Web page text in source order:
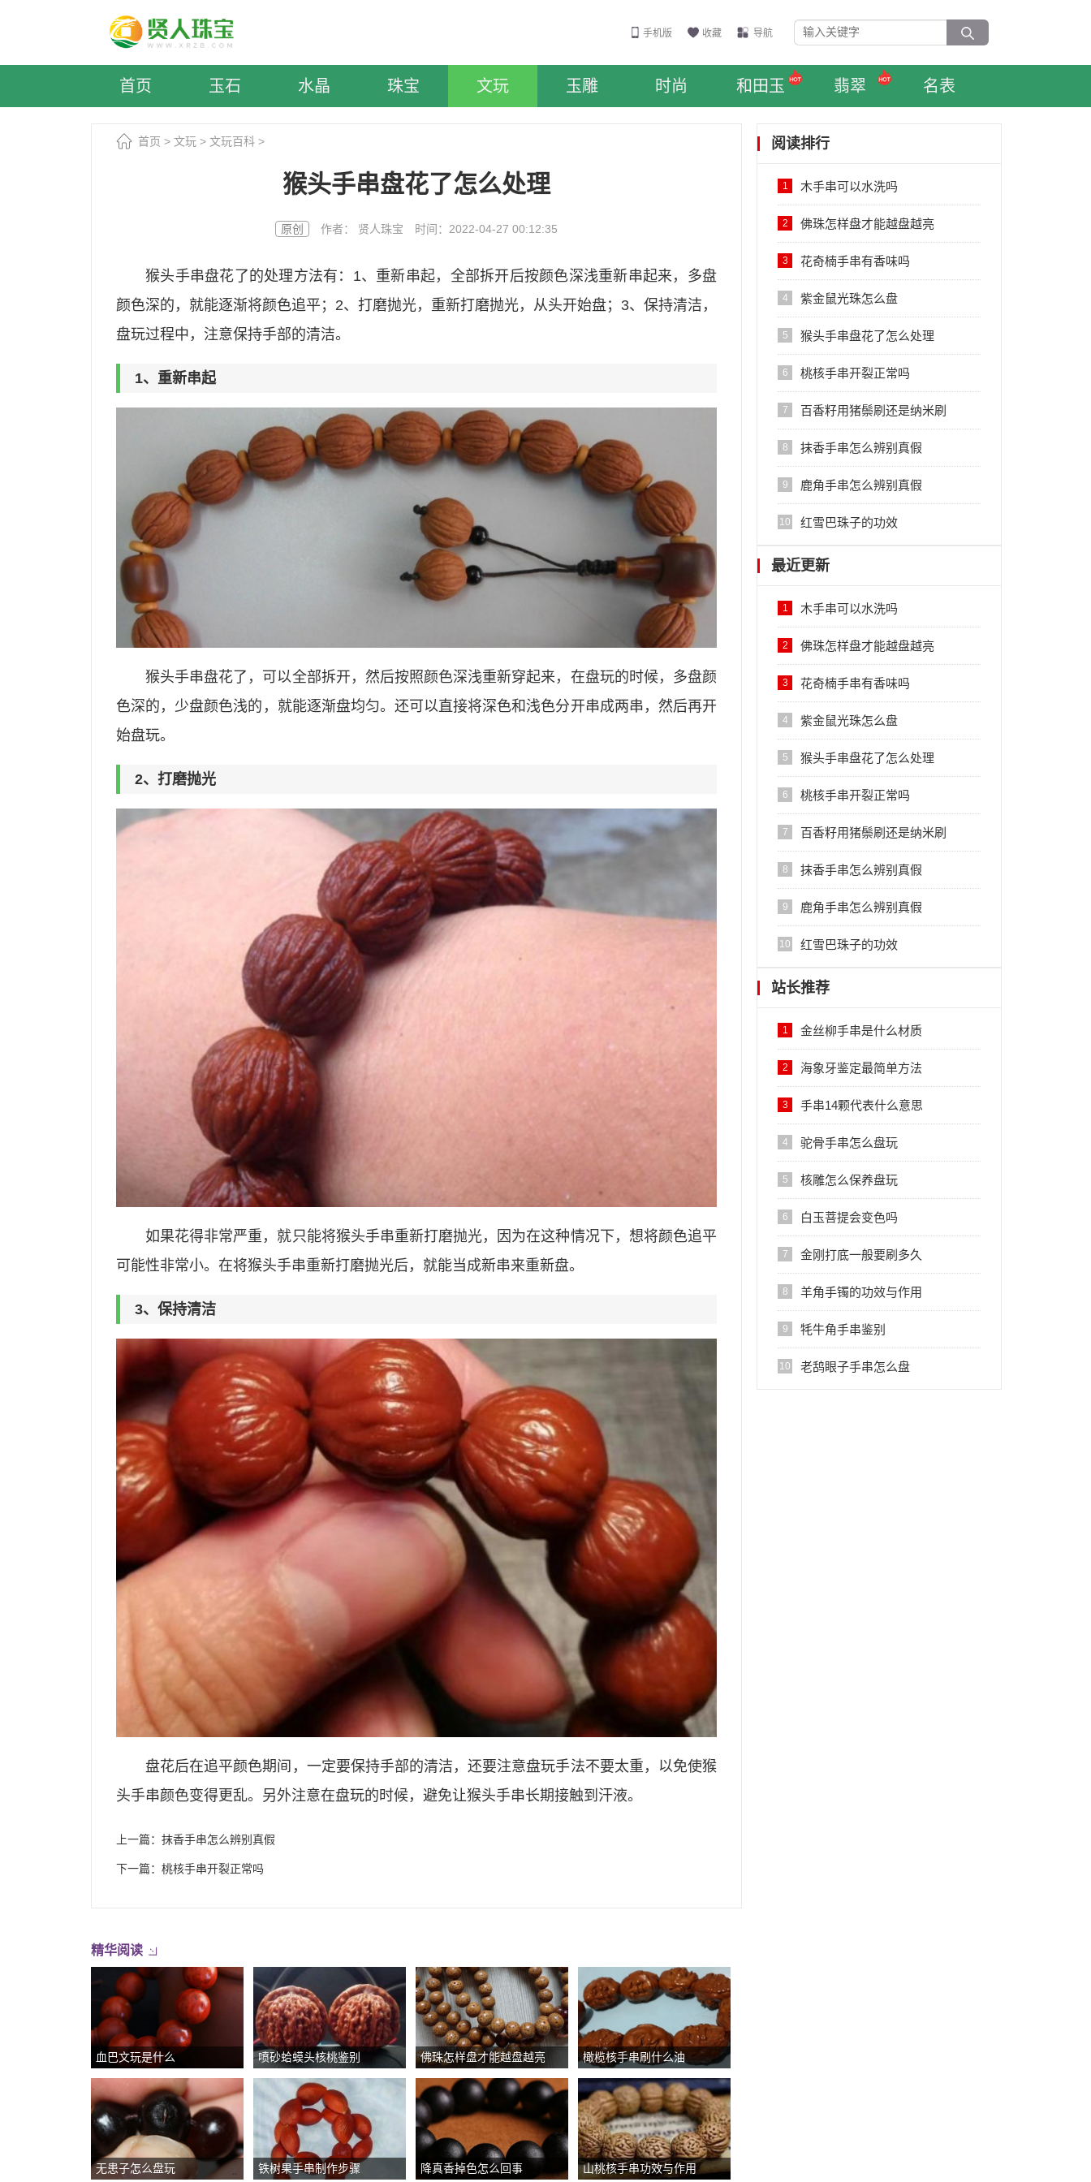
手机版 收藏 导航
首页 玉石 水晶 珠宝 文玩 玉雕 时尚 和田玉 翡翠 名表
首页 > 文玩 > 文玩百科 >
猴头手串盘花了怎么处理
原创 作者： 贤人珠宝 时间：2022-04-27 00:12:35
猴头手串盘花了的处理方法有：1、重新串起，全部拆开后按颜色深浅重新串起来，多盘
颜色深的，就能逐渐将颜色追平；2、打磨抛光，重新打磨抛光，从头开始盘；3、保持清洁，
盘玩过程中，注意保持手部的清洁。
1、重新串起
猴头手串盘花了，可以全部拆开，然后按照颜色深浅重新穿起来，在盘玩的时候，多盘颜
色深的，少盘颜色浅的，就能逐渐盘均匀。还可以直接将深色和浅色分开串成两串，然后再开
始盘玩。
2、打磨抛光
如果花得非常严重，就只能将猴头手串重新打磨抛光，因为在这种情况下，想将颜色追平
可能性非常小。在将猴头手串重新打磨抛光后，就能当成新串来重新盘。
3、保持清洁
盘花后在追平颜色期间，一定要保持手部的清洁，还要注意盘玩手法不要太重，以免使猴
头手串颜色变得更乱。另外注意在盘玩的时候，避免让猴头手串长期接触到汗液。
上一篇： 抹香手串怎么辨别真假
下一篇： 桃核手串开裂正常吗
精华阅读
血巴文玩是什么 喷砂蛤蟆头核桃鉴别 佛珠怎样盘才能越盘越亮 橄榄核手串刷什么油
无患子怎么盘玩 铁树果手串制作步骤 降真香掉色怎么回事 山桃核手串功效与作用
阅读排行
1 木手串可以水洗吗
2 佛珠怎样盘才能越盘越亮
3 花奇楠手串有香味吗
4 紫金鼠光珠怎么盘
5 猴头手串盘花了怎么处理
6 桃核手串开裂正常吗
7 百香籽用猪鬃刷还是纳米刷
8 抹香手串怎么辨别真假
9 鹿角手串怎么辨别真假
10 红雪巴珠子的功效
最近更新
1 木手串可以水洗吗
2 佛珠怎样盘才能越盘越亮
3 花奇楠手串有香味吗
4 紫金鼠光珠怎么盘
5 猴头手串盘花了怎么处理
6 桃核手串开裂正常吗
7 百香籽用猪鬃刷还是纳米刷
8 抹香手串怎么辨别真假
9 鹿角手串怎么辨别真假
10 红雪巴珠子的功效
站长推荐
1 金丝柳手串是什么材质
2 海象牙鉴定最简单方法
3 手串14颗代表什么意思
4 驼骨手串怎么盘玩
5 核雕怎么保养盘玩
6 白玉菩提会变色吗
7 金刚打底一般要刷多久
8 羊角手镯的功效与作用
9 牦牛角手串鉴别
10 老鸹眼子手串怎么盘